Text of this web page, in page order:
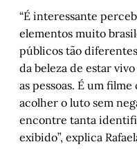
“É interessante
elementos muito
públicos tão
da beleza de estar
as pessoas. É um
acolher o luto sem
encontre tanta
exibido”, explica